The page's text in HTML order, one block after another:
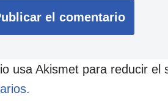
usa Akismet para reducir el